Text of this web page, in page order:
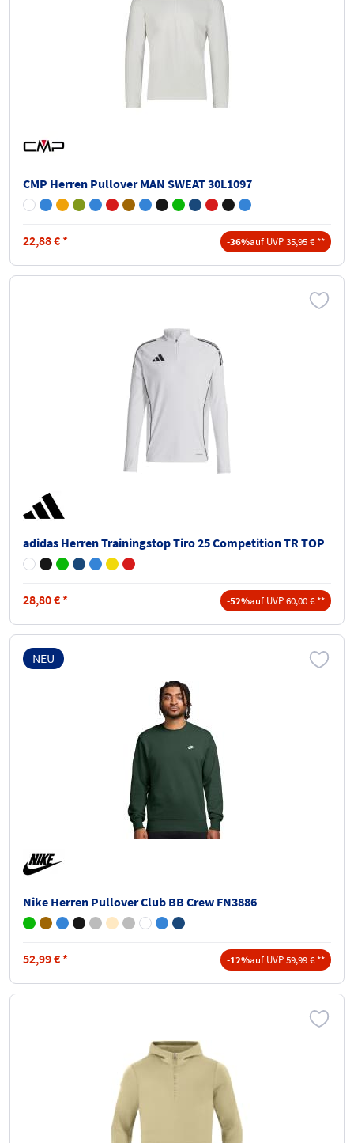
CMP Herren Pullover MAN SWEAT 30L1097
22,88€ * -36%auf UVP 35,95 € **
adidas Herren Trainingstop Tiro 25 Competition TR TOP
28,80€ * -52%auf UVP 60,00 € **
NEU
Nike Herren Pullover Club BB Crew FN3886
52,99€ * -12%auf UVP 59,99 € **